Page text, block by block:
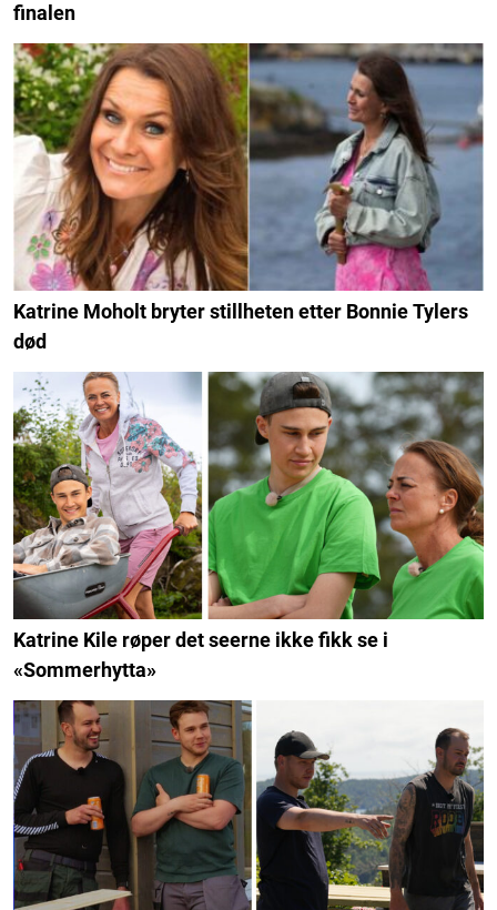
finalen
Katrine Moholt bryter stillheten etter Bonnie Tylers
død
Katrine Kile røper det seerne ikke fikk se i
«Sommerhytta»